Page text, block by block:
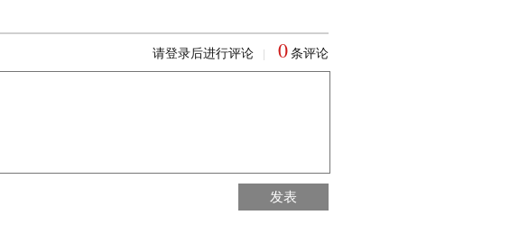
请登录后进行评论 0条评论
发表
回到首页